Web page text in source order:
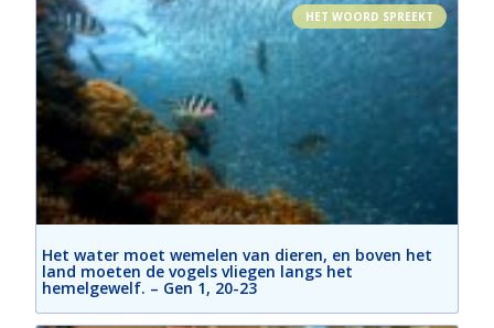
HET WOORD SPREEKT
Het water moet wemelen van dieren, en boven het
land moeten de vogels vliegen langs het
hemelgewelf. – Gen 1, 20-23